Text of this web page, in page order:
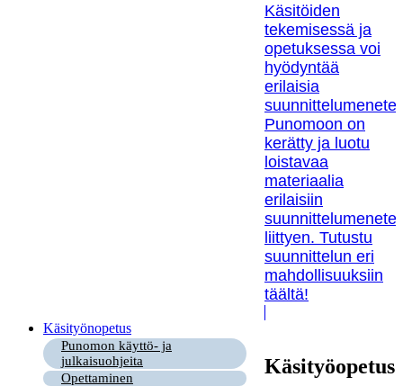
Käsitöiden
tekemisessä ja
opetuksessa voi
hyödyntää
erilaisia
Punomoon on
kerätty ja luotu
loistavaa
materiaalia
erilaisiin
liittyen. Tutustu
suunnittelun eri
mahdollisuuksiin
täältä!
Käsityönopetus
Punomon käyttö- ja
julkaisuohjeita
Opettaminen
Käsityöopetus